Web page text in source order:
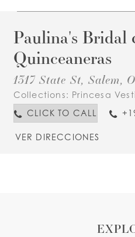
Paulina's Bridal
Quinceaneras
1317 State St, Salem,
Collections: Princesa
CLICK TO CALL
VER DIRECCIONES